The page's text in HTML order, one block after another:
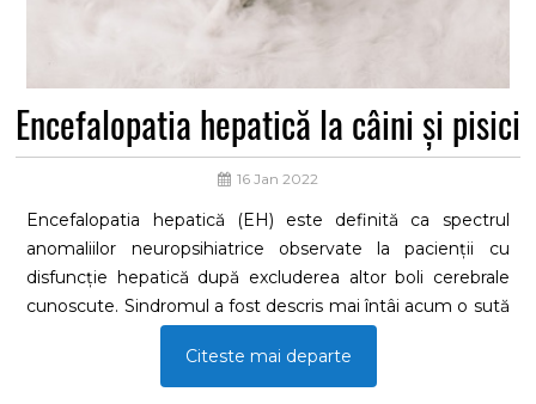
Encefalopatia hepatică la câini și pisici
16 Jan 2022
Encefalopatia hepatică (EH) este definită ca spectrul
anomaliilor neuropsihiatrice observate la pacienții cu
disfuncție hepatică după excluderea altor boli cerebrale
cunoscute. Sindromul a fost descris mai întâi acum o sută
de ani când câinii cu fistule Eck, anastomoze portocave
create chirurgical urmate de ligaturarea venei porte, au
fost hrăniți cu carne, ceea ce a dus la utilizarea
Citeste mai departe